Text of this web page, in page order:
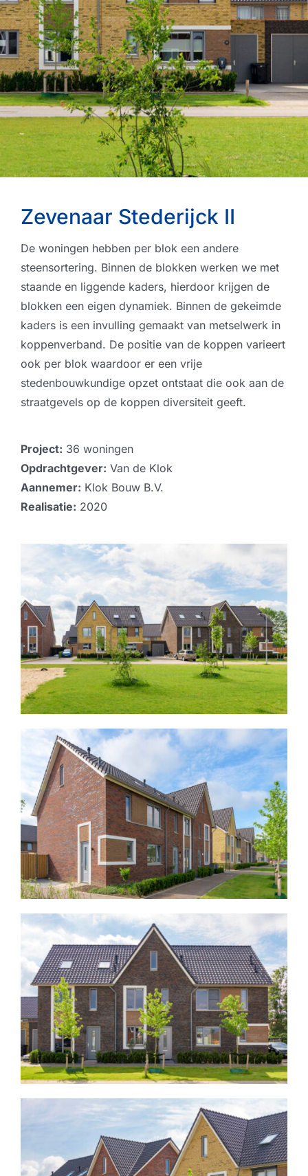
Zevenaar Stederijck II
De woningen hebben per blok een andere
steensortering. Binnen de blokken werken we met
staande en liggende kaders, hierdoor krijgen de
blokken een eigen dynamiek. Binnen de gekeimde
kaders is een invulling gemaakt van metselwerk in
koppenverband. De positie van de koppen varieert
ook per blok waardoor er een vrije
stedenbouwkundige opzet ontstaat die ook aan de
straatgevels op de koppen diversiteit geeft.
Project: 36 woningen
Opdrachtgever: Van de Klok
Aannemer: Klok Bouw B.V.
Realisatie: 2020